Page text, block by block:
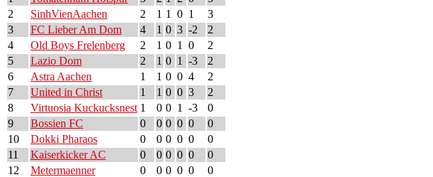
2
SinhVienAachen 2 1 1 0 1
3
3
FC Lieber Am Dom 4 1 0 3 -2
2
4
Old Boys Frelenberg 2 1 0 1 0
2
5
Lazio Dom 2 1 0 1 -3
2
6
Astra Aachen 1 1 0 0 4
2
7
United in Christ 1 1 0 0 3
2
8
Virtuosia Kuckucksnest 1 0 0 1 -3
0
9
Bossien FC 0 0 0 0 0
0
10
Dokki Pharaos 0 0 0 0 0
0
11
Kaiserkicker AC 0 0 0 0 0
0
12
Metermaenner 0 0 0 0 0 0